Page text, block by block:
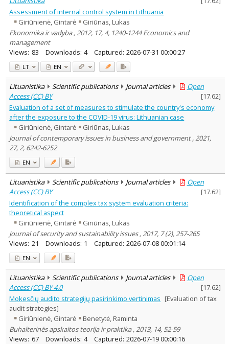
Assessment of internal control system in Lithuania
Giriūnienė, Gintarė
Giriūnas, Lukas
Ekonomika ir vadyba , 2012, 17, 4, 1240-1244 Economics and
management
Views: 83 Downloads: 4 Captured: 2026-07-31 00:00:27
LT EN
Lituanistika Scientific publications Journal articles
Open
Access (CC) BY
[17.62]
Evaluation of a set of measures to stimulate the country's economy
after the exposure to the COVID-19 virus: Lithuanian case
Giriūnienė, Gintarė
Giriūnas, Lukas
Journal of contemporary issues in business and government , 2021,
27, 2, 6242-6252
EN
Lituanistika Scientific publications Journal articles
Open
Access (CC) BY
[17.62]
Identification of the complex tax system evaluation criteria:
theoretical aspect
Giriūnienė, Gintarė
Giriūnas, Lukas
Journal of security and sustainability issues , 2017, 7 (2), 257-265
Views: 21 Downloads: 1 Captured: 2026-07-08 00:01:14
EN
Lituanistika Scientific publications Journal articles
Open
Access (CC) BY 4.0
[17.62]
Mokesčių audito strategijų pasirinkimo vertinimas [Evaluation of tax
audit strategies]
Giriūnienė, Gintarė
Benetytė, Raminta
Buhalterinės apskaitos teorija ir praktika , 2013, 14, 52-59
Views: 67 Downloads: 4 Captured: 2026-07-19 00:00:16